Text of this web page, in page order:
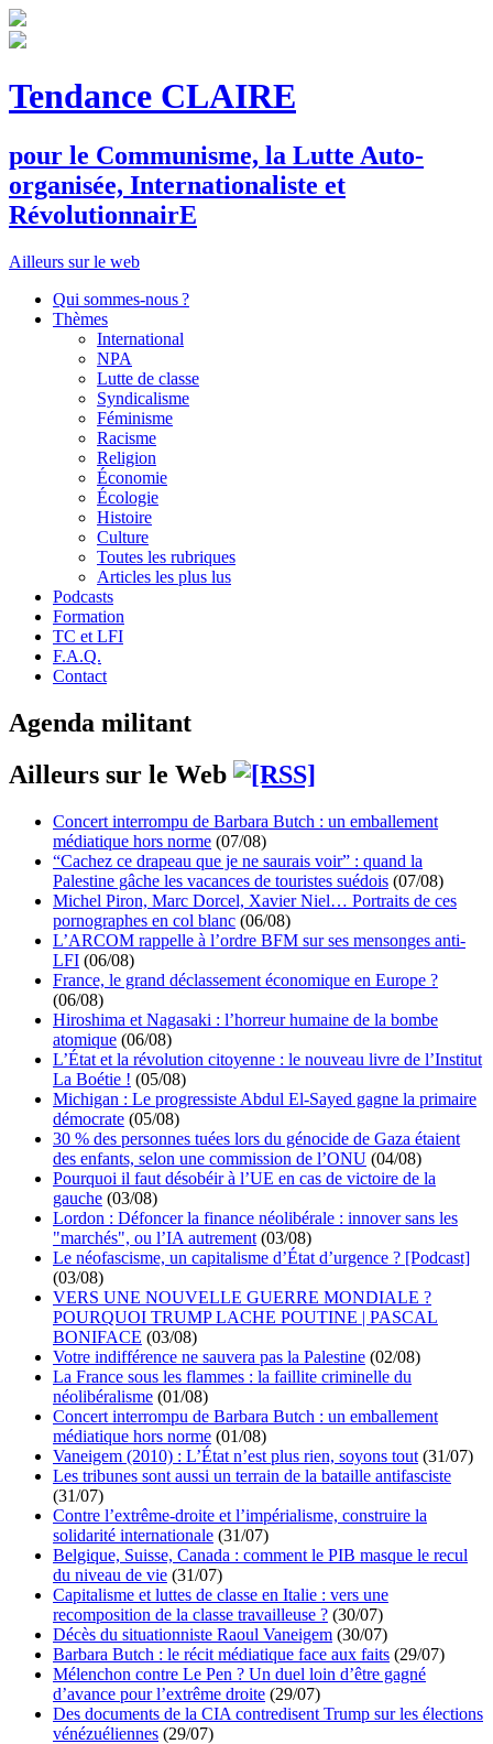
Tendance CLAIRE
pour le Communisme, la Lutte Auto-
organisée, Internationaliste et
RévolutionnairE
Ailleurs sur le web
Qui sommes-nous ?
Thèmes
International
NPA
Lutte de classe
Syndicalisme
Féminisme
Racisme
Religion
Économie
Écologie
Histoire
Culture
Toutes les rubriques
Articles les plus lus
Podcasts
Formation
TC et LFI
F.A.Q.
Contact
Agenda militant
Ailleurs sur le Web
Concert interrompu de Barbara Butch : un emballement
médiatique hors norme (07/08)
“Cachez ce drapeau que je ne saurais voir” : quand la
Palestine gâche les vacances de touristes suédois (07/08)
Michel Piron, Marc Dorcel, Xavier Niel… Portraits de ces
pornographes en col blanc (06/08)
L’ARCOM rappelle à l’ordre BFM sur ses mensonges anti-
LFI (06/08)
France, le grand déclassement économique en Europe ?
(06/08)
Hiroshima et Nagasaki : l’horreur humaine de la bombe
atomique (06/08)
L’État et la révolution citoyenne : le nouveau livre de l’Institut
La Boétie ! (05/08)
Michigan : Le progressiste Abdul El-Sayed gagne la primaire
démocrate (05/08)
30 % des personnes tuées lors du génocide de Gaza étaient
des enfants, selon une commission de l’ONU (04/08)
Pourquoi il faut désobéir à l’UE en cas de victoire de la
gauche (03/08)
Lordon : Défoncer la finance néolibérale : innover sans les
"marchés", ou l’IA autrement (03/08)
Le néofascisme, un capitalisme d’État d’urgence ? [Podcast]
(03/08)
VERS UNE NOUVELLE GUERRE MONDIALE ?
POURQUOI TRUMP LACHE POUTINE | PASCAL
BONIFACE (03/08)
Votre indifférence ne sauvera pas la Palestine (02/08)
La France sous les flammes : la faillite criminelle du
néolibéralisme (01/08)
Concert interrompu de Barbara Butch : un emballement
médiatique hors norme (01/08)
Vaneigem (2010) : L’État n’est plus rien, soyons tout (31/07)
Les tribunes sont aussi un terrain de la bataille antifasciste
(31/07)
Contre l’extrême-droite et l’impérialisme, construire la
solidarité internationale (31/07)
Belgique, Suisse, Canada : comment le PIB masque le recul
du niveau de vie (31/07)
Capitalisme et luttes de classe en Italie : vers une
recomposition de la classe travailleuse ? (30/07)
Décès du situationniste Raoul Vaneigem (30/07)
Barbara Butch : le récit médiatique face aux faits (29/07)
Mélenchon contre Le Pen ? Un duel loin d’être gagné
d’avance pour l’extrême droite (29/07)
Des documents de la CIA contredisent Trump sur les élections
vénézuéliennes (29/07)